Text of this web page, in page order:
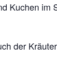
Kuchen im
der